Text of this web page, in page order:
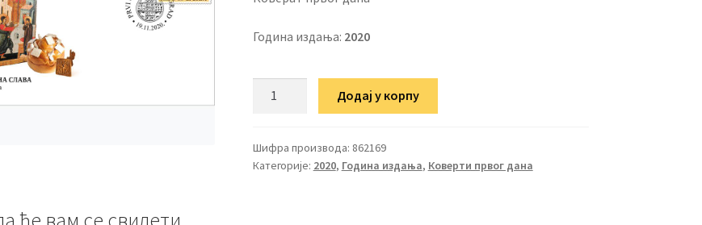
Година издања: 2020
количина
Додај у корпу
Шифра производа: 862169
Категорије: 2020, Година издања, Коверти првог дана